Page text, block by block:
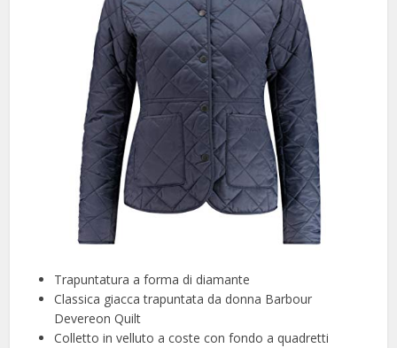
Trapuntatura a forma di diamante
Classica giacca trapuntata da donna Barbour
Devereon Quilt
Colletto in velluto a coste con fondo a quadretti